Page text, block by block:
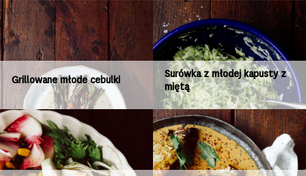
Grillowane młode cebulki
Surówka z młodej kapusty z
miętą